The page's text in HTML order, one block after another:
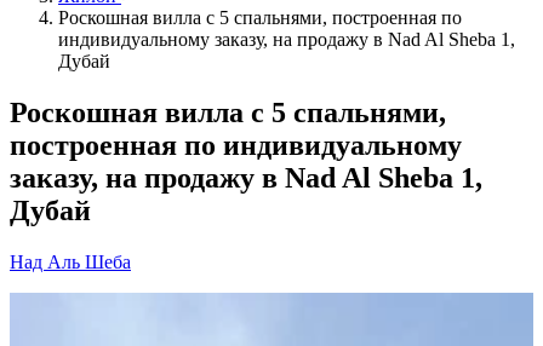
Роскошная вилла с 5 спальнями, построенная по
индивидуальному заказу, на продажу в Nad Al Sheba 1,
Дубай
Роскошная вилла с 5 спальнями,
построенная по индивидуальному
заказу, на продажу в Nad Al Sheba 1,
Дубай
Над Аль Шеба